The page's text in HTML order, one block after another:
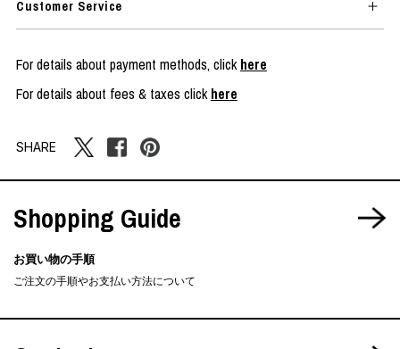
Customer Service
For details about payment methods, clickhere
For details about fees & taxes clickhere
SHARE
Shopping Guide
お買い物の手順
ご注文の手順やお支払い方法について